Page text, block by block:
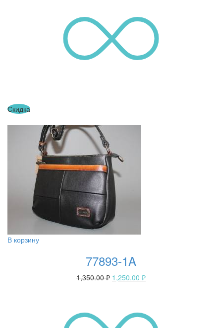
Скидка
В корзину
77893-1A
1,350.00₽ 1,250.00 ₽